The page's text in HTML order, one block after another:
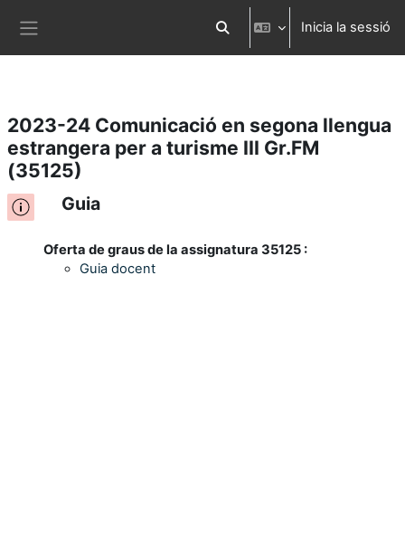
Ves al contingut principal Commuta l'entrada de la cerca
Inicia la sessió
2023-24 Comunicació en segona llengua
estrangera per a turisme III Gr.FM
(35125)
Guia
Oferta de graus de la assignatura 35125 :
Guia docent